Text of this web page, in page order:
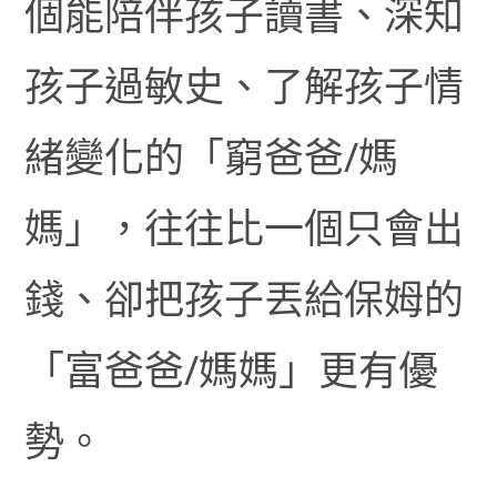
個能陪伴孩子讀書、深知
孩子過敏史、了解孩子情
緒變化的「窮爸爸/媽
媽」，往往比一個只會出
錢、卻把孩子丟給保姆的
「富爸爸/媽媽」更有優
勢。